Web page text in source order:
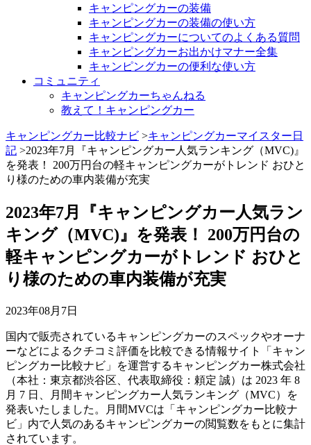
キャンピングカーの装備
キャンピングカーの装備の使い方
キャンピングカーについてのよくある質問
キャンピングカーお出かけマナー全集
キャンピングカーの便利な使い方
コミュニティ
キャンピングカーちゃんねる
教えて！キャンピングカー
キャンピングカー比較ナビ >キャンピングカーマイスター日
記 >2023年7月『キャンピングカー人気ランキング（MVC)』
を発表！ 200万円台の軽キャンピングカーがトレンド おひと
り様のための車内装備が充実
2023年7月『キャンピングカー人気ラン
キング（MVC)』を発表！ 200万円台の
軽キャンピングカーがトレンド おひと
り様のための車内装備が充実
2023年08月7日
国内で販売されているキャンピングカーのスペックやオーナ
ーなどによるクチコミ評価を比較できる情報サイト「キャン
ピングカー比較ナビ」を運営するキャンピングカー株式会社
（本社：東京都渋谷区、代表取締役：頼定 誠）は 2023 年 8
月 7 日、月間キャンピングカー人気ランキング（MVC）を
発表いたしました。月間MVCは「キャンピングカー比較ナ
ビ」内で人気のあるキャンピングカーの閲覧数をもとに集計
されています。